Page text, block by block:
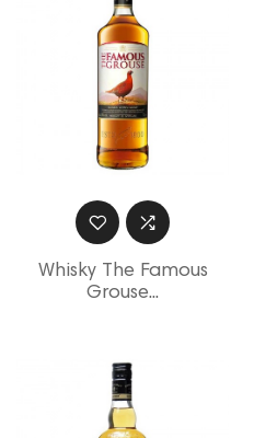
Whisky The Famous
Grouse...